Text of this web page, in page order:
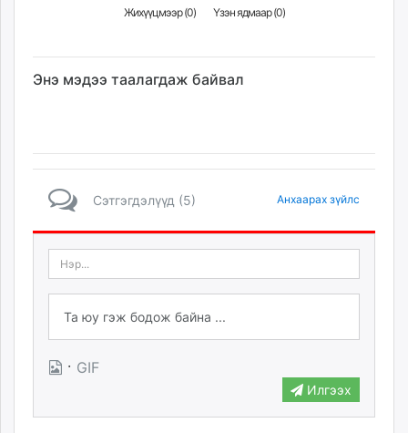
Жихүүцмээр (0) Үзэн ядмаар (0)
Энэ мэдээ таалагдаж байвал
Сэтгэгдэлүүд (5) Анхаарах зүйлс
· GIF
Илгээх